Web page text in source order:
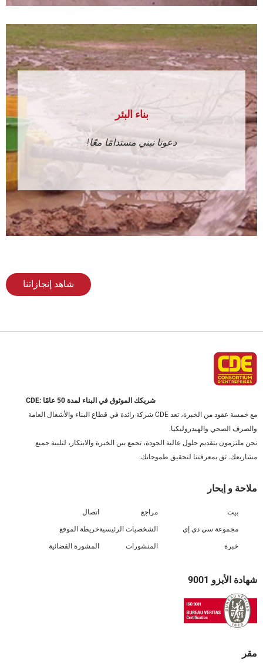
بناء البئر
دعونا نبني مستدامًا معًا!
شاهد إنجازاتنا
CDE: شريكك الموثوق في البناء لمدة 50 عامًا
مع خمسة عقود من الخبرة، تعد CDE شركة رائدة في قطاع البناء والأشغال العامة
والصرف الصحي والهيدروليكيا.
نحن ملتزمون بتقديم حلول عالية الجودة، تجمع بين الخبرة والابتكار، لتلبية جميع
مشاريعك. ثق بمعرفتنا لتحقيق طموحاتك.
ملاحة و إبحار
بيت
مجموعة سي دي إي
خبرة
مراجع
الشخصيات الرئيسية
المنشورات
اتصال
خريطة الموقع
المشورة القضائية
شهادة الأيزو 9001
مقر